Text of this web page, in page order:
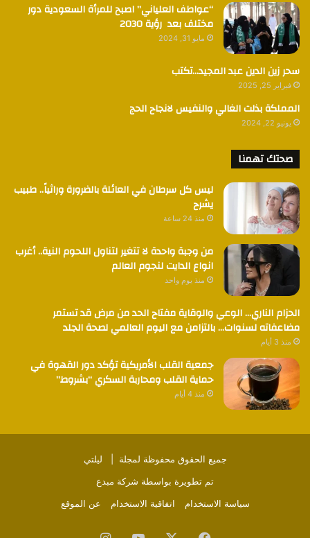
“عواطف العلياني” اصبح للمرأة السعودية دور
مختلف بعد رؤية 2030
مايو 31, 2024
سحر زين الدين عبد المجيد…تكتب
فبراير 25, 2025
المملكة بذلت الغالي والنفيس لانجاح الحج
يونيو 22, 2024
صحتك تهمنا
ليس كل سرطان في العائلة بالضرورة وراثياً.. طبيب
يشرح
منذ 24 ساعة
من وجبة واحدة لا تتغير لتناول اللحوم النية.. أغرب
انواع الدايت لنجوم العالم
منذ يوم واحد
الحزام الناري… الوعي والوقاية مفتاح الحد من مرض قد تستمر
مضاعفاته لسنوات… بالتزامن مع اليوم العالمي لصحة الجلد
منذ 3 أيام
جمعية القلب الأمريكية تؤكد دور القهوة في
حماية القلب ومحاربة السكري “بشروط”
منذ 4 أيام
جميع الحقوق محفوظة لمجلة | ليلتي
تم تطويرة بواسطة شركة مبدع
سياسة الاستخدام
اتفاقية الاستخدام عن الموقع